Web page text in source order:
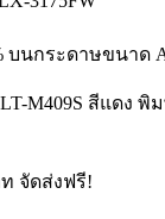
บนกระดาษขนาด
M409S สีแดง พิ
จัดส่งฟรี!